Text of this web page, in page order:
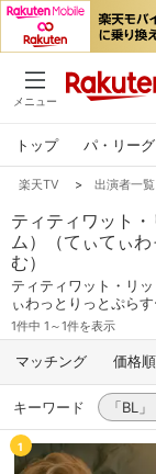
メニュー
トップ パ・リーグ
楽天TV > 出演者一覧
ティティワット
ム）（てぃてぃ
む）
ティティワット・リ
ぃわっとりっとぷら
1件中 1～1件を表示
マッチング 価格順
キーワード 「BL
1